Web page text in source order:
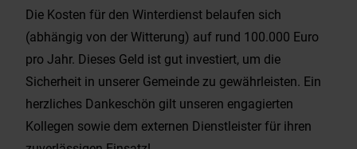
Die Kosten für den Winterdienst belaufen sich
(abhängig von der Witterung) auf rund 100.000 Euro
pro Jahr. Dieses Geld ist gut investiert, um die
Sicherheit in unserer Gemeinde zu gewährleisten. Ein
herzliches Dankeschön gilt unseren engagierten
Kollegen sowie dem externen Dienstleister für ihren